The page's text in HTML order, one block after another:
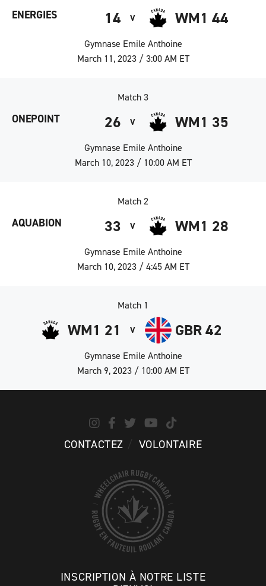
ENERGIES 14 V WM1 44
Gymnase Emile Anthoine
March 11, 2023 / 3:00 AM ET
Match 3
ONEPOINT 26 V WM1 35
Gymnase Emile Anthoine
March 10, 2023 / 10:00 AM ET
Match 2
AQUABION 33 V WM1 28
Gymnase Emile Anthoine
March 10, 2023 / 4:45 AM ET
Match 1
WM1 21 V GBR 42
Gymnase Emile Anthoine
March 9, 2023 / 10:00 AM ET
CONTACTEZ VOLONTAIRE
INSCRIPTION À NOTRE LISTE